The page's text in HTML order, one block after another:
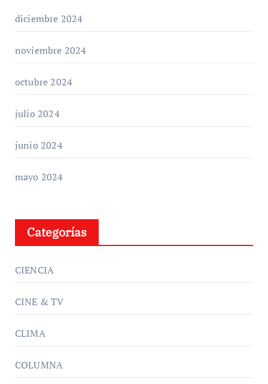
diciembre 2024
noviembre 2024
octubre 2024
julio 2024
junio 2024
mayo 2024
Categorías
CIENCIA
CINE & TV
CLIMA
COLUMNA